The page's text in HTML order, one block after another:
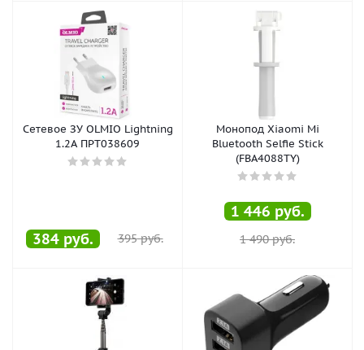
Сетевое ЗУ OLMIO Lightning
1.2A ПРТ038609
384руб. 395руб.
Монопод Xiaomi Mi
Bluetooth Selfie Stick
(FBA4088TY)
1 446 руб.
1 490руб.